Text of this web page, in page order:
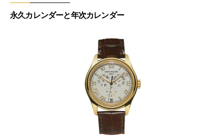
永久カレンダーと年次カレンダー